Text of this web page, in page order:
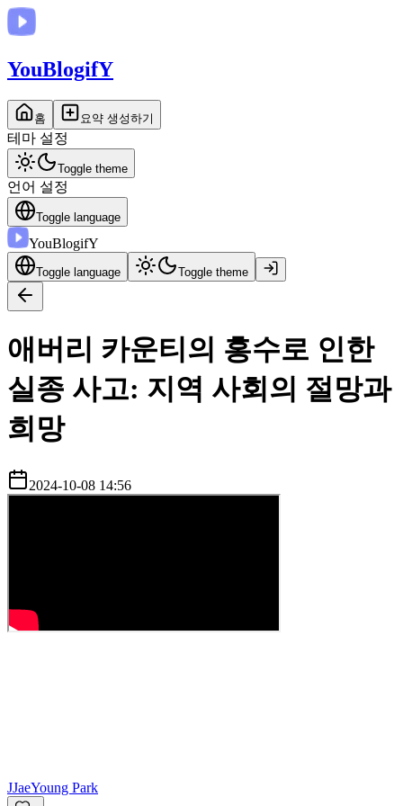
YouBlogifY
홈 요약 생성하기
테마 설정
Toggle theme
언어 설정
Toggle language
YouBlogifY
Toggle language Toggle theme
애버리 카운티의 홍수로 인한
실종 사고: 지역 사회의 절망과
희망
2024-10-08 14:56
JJaeYoung Park